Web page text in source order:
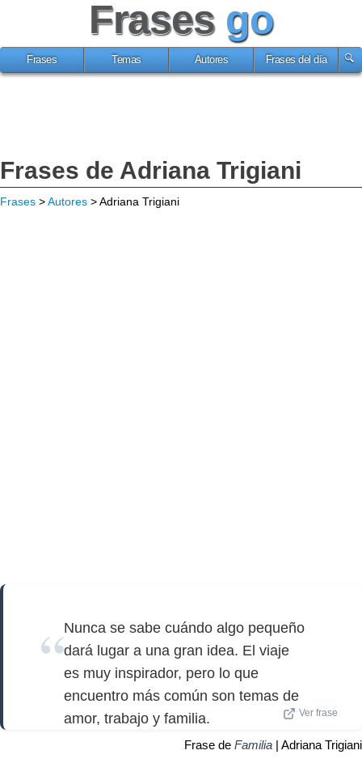
Frases go
Frases Temas Autores Frases del día
Frases de Adriana Trigiani
Frases >Autores > Adriana Trigiani
Nunca se sabe cuándo algo pequeño
dará lugar a una gran idea. El viaje
es muy inspirador, pero lo que
encuentro más común son temas de
amor, trabajo y familia.
Ver frase
Frase de Familia | Adriana Trigiani